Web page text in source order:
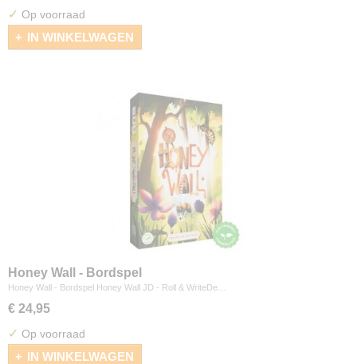
✓ Op voorraad
IN WINKELWAGEN
Honey Wall - Bordspel
Honey Wall - Bordspel Honey Wall JD - Roll & WriteDe…
€ 24,95
✓ Op voorraad
IN WINKELWAGEN